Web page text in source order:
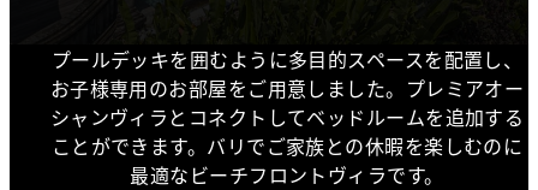
プールデッキを囲むように多目的スペースを配置し、
お子様専用のお部屋をご用意しました。プレミアオー
シャンヴィラとコネクトしてベッドルームを追加する
ことができます。バリでご家族との休暇を楽しむのに
最適なビーチフロントヴィラです。